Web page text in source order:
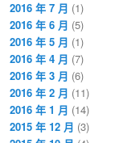
2016 年 7 月 (1)
2016 年 6 月 (5)
2016 年 5 月 (1)
2016 年 4 月 (7)
2016 年 3 月 (6)
2016 年 2 月 (11)
2016 年 1 月 (14)
2015 年 12 月 (3)